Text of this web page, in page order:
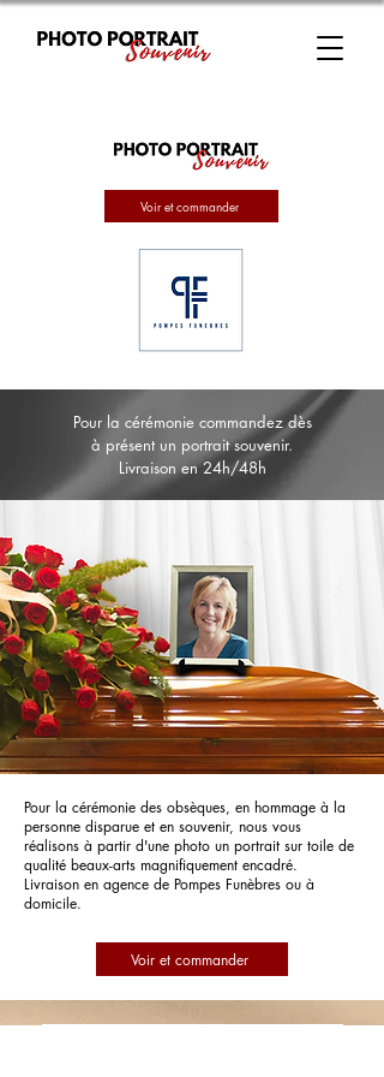
Voir et commander
Pour la cérémonie commandez dès
à présent un portrait souvenir.
Livraison en 24h/48h
Pour la cérémonie des obsèques, en hommage à la
personne disparue et en souvenir, nous vous
réalisons à partir d'une photo un portrait sur toile de
qualité beaux-arts magnifiquement encadré.
Livraison en agence de Pompes Funèbres ou à
domicile.
Voir et commander